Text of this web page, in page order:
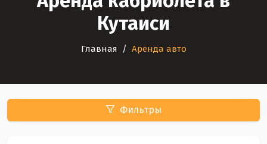
Кутаиси
Главная Аренда авто
Фильтры